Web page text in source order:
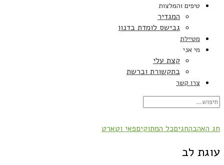
טיפים והמלצות
המגדיר
גבישס לומדת בדנון
מטיילת
מי אני
קצת עלי
בתקשורת וברשת
צרו קשר
חג האהבהחגיםכל המתוקיםפאי וטארט
עוגת לב